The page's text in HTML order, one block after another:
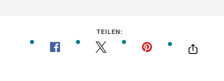
TEILEN: